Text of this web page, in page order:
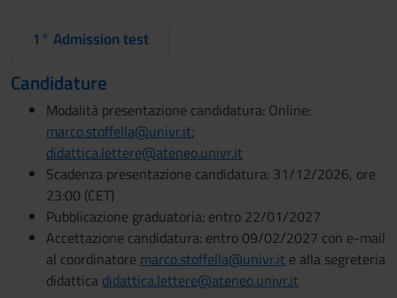
1° Admission test
Candidature
Modalità presentazione candidatura: Online:
marco.stoffella@univr.it;
didattica.lettere@ateneo.univr.it
Scadenza presentazione candidatura: 31/12/2026, ore
23:00 (CET)
Pubblicazione graduatoria: entro 22/01/2027
Accettazione candidatura: entro 09/02/2027 con e-mail
al coordinatore marco.stoffella@univr.it e alla segreteria
didattica didattica.lettere@ateneo.univr.it